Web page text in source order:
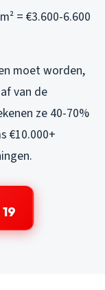
= €3.600-6.600
moet worden,
van de
ze 40-70%
€10.000+